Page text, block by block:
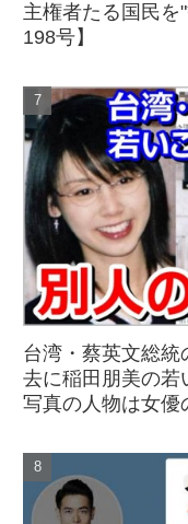
主権者たる国民を
198号】
台湾・蔡英文総
去に稲田朋美の若
写真の人物は女優